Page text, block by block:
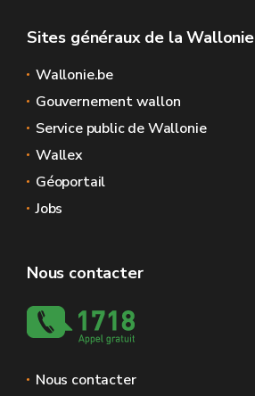
Sites généraux de la Wallonie
Wallonie.be
Gouvernement wallon
Service public de Wallonie
Wallex
Géoportail
Jobs
Nous contacter
Nous contacter